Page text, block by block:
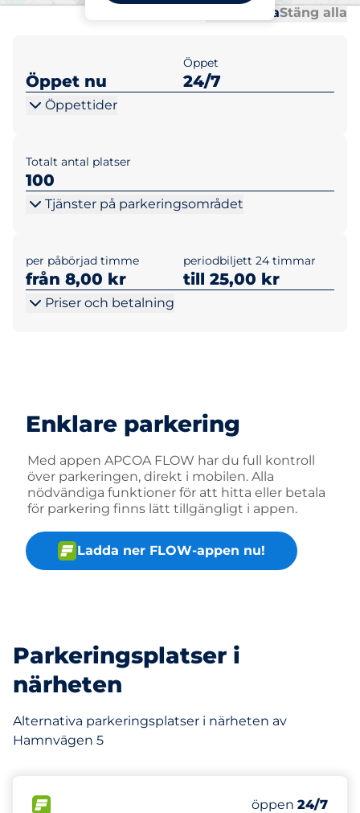
Öppna allaStäng alla
Öppet nu
Öppet
24/7
Öppettider
Totalt antal platser
100
Tjänster på parkeringsområdet
per påbörjad timme
från 8,00 kr
periodbiljett 24 timmar
till 25,00 kr
Priser och betalning
Enklare parkering
Med appen APCOA FLOW har du full kontroll
över parkeringen, direkt i mobilen. Alla
nödvändiga funktioner för att hitta eller betala
för parkering finns lätt tillgängligt i appen.
Ladda ner FLOW-appen nu!
Parkeringsplatser i
närheten
Alternativa parkeringsplatser i närheten av
Hamnvägen 5
Antal
Totalt antal
Torsdag&nbsp
öppen 24/7
495 m